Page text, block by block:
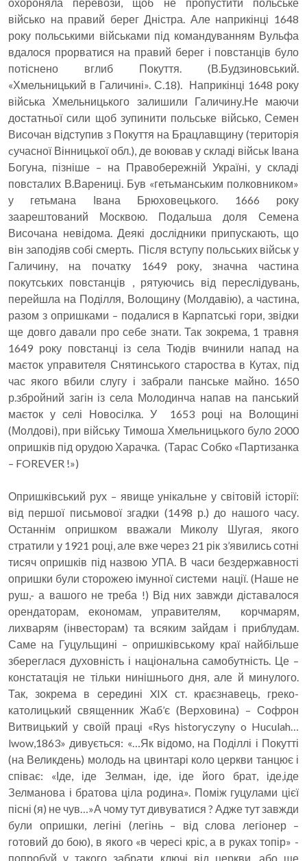
військо на правий берег Дністра. Але наприкінці 1648
року польськими військами під командуванням Вульфа
вдалося прорватися на правий берег і повстанців було
потіснено вглиб Покуття. (В.Будзиновський.
«Хмельницький в Галичині». С.18). Наприкінці 1648 року
війська Хмельницького залишили Галичину.Не маючи
достатньої сили щоб зупинити польське військо, Семен
Височан відступив з Покуття на Брацлавщину (територія
cучасної Вінницької обл.), де воював у складі військ Івана
Богуна, пізніше – на Правобережній Україні, у складі
повсталих В.Варениці. Був «гетьманським полковником»
у гетьмана Івана Брюховецького. 1666 року
заарештований Москвою. Подальша доля Семена
Височана невідома. Деякі дослідники припускають, що
він заподіяв собі смерть. Після вступу польських військ у
Галичину, на початку 1649 року, значна частина
покутських повстанців , рятуючись від переслідувань,
перейшла на Поділля, Волощину (Молдавію), а частина,
разом з опришками – подалися в Карпатські гори, звідки
ще довго давали про себе знати. Так зокрема, 1 травня
1649 року повстанці із села Тюдів вчинили напад на
маєток управителя Снятинського староства в Кутах, під
час якого вбили слугу і забрали панське майно. 1650
р.збройний загін із села Молодинча напав на панський
маєток у селі Новосілка. У 1653 році на Волощині
(Молдові), при війську Тимоша Хмельницького було 2000
опришків під орудою Харачка. (Тарас Собко «Партизанка
– FOREVER !»)
Опришківський рух – явище унікальне у світовій історії:
від першої письмової згадки (1498 р.) до нашого часу.
Останнім опришком вважали Миколу Шугая, якого
стратили у 1921 році, але вже через 21 рік з’явились сотні
тисяч опришків під назвою УПА. В часи бездержавності
опришки були сторожею імунної системи нації. (Наше не
руш,- а вашого не треба !) Від них завжди діставалося
орендаторам, економам, управителям, корчмарям,
лихварям (інвесторам) та всяким зайдам і приблудам.
Саме на Гуцульщині – опришківському краї найбільше
збереглася духовність і національна самобутність. Це –
констатація не тільки нинішнього дня, але й минулого.
Так, зокрема в середині XIX ст. краєзнавець, греко-
католицький священник Жаб’є (Верховина) – Софрон
Витвицький у своїй праці «Rys historyczyny o Huculah…
lwow,1863» дивується: «…Як відомо, на Поділлі і Покутті
(на Великдень) молодь на цвинтарі коло церкви танцює і
співає: «Іде, іде Зелман, іде, іде його брат, іде,іде
Зелманова і братова ціла родина». Поміж гуцулами цієї
пісні (я) не чув…»А чому тут дивуватися ? Адже тут завжди
були опришки, легіні (легінь – від слова легіонер –
готовий до бою), в якого «в чересі кріс, а в руках топір» -
попробуй у такого забрати ключі від церкви, або ще